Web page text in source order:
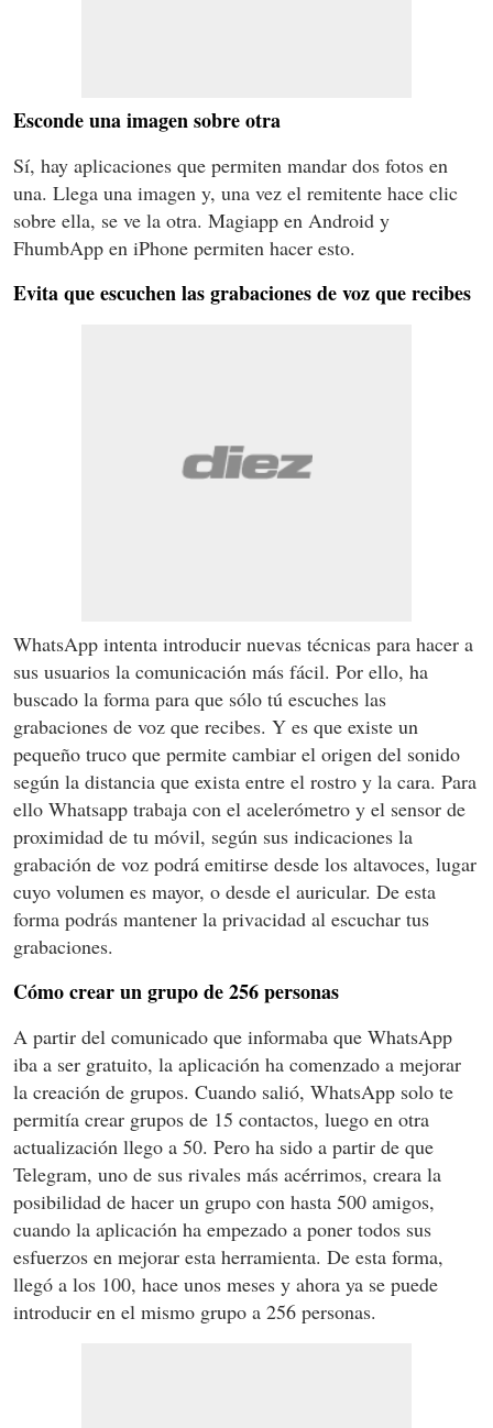
Esconde una imagen sobre otra
Sí, hay aplicaciones que permiten mandar dos fotos en
una. Llega una imagen y, una vez el remitente hace clic
sobre ella, se ve la otra. Magiapp en Android y
FhumbApp en iPhone permiten hacer esto.
Evita que escuchen las grabaciones de voz que recibes
WhatsApp intenta introducir nuevas técnicas para hacer a
sus usuarios la comunicación más fácil. Por ello, ha
buscado la forma para que sólo tú escuches las
grabaciones de voz que recibes. Y es que existe un
pequeño truco que permite cambiar el origen del sonido
según la distancia que exista entre el rostro y la cara. Para
ello Whatsapp trabaja con el acelerómetro y el sensor de
proximidad de tu móvil, según sus indicaciones la
grabación de voz podrá emitirse desde los altavoces, lugar
cuyo volumen es mayor, o desde el auricular. De esta
forma podrás mantener la privacidad al escuchar tus
grabaciones.
Cómo crear un grupo de 256 personas
A partir del comunicado que informaba que WhatsApp
iba a ser gratuito, la aplicación ha comenzado a mejorar
la creación de grupos. Cuando salió, WhatsApp solo te
permitía crear grupos de 15 contactos, luego en otra
actualización llego a 50. Pero ha sido a partir de que
Telegram, uno de sus rivales más acérrimos, creara la
posibilidad de hacer un grupo con hasta 500 amigos,
cuando la aplicación ha empezado a poner todos sus
esfuerzos en mejorar esta herramienta. De esta forma,
llegó a los 100, hace unos meses y ahora ya se puede
introducir en el mismo grupo a 256 personas.